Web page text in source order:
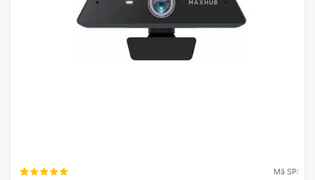
Mã SP: